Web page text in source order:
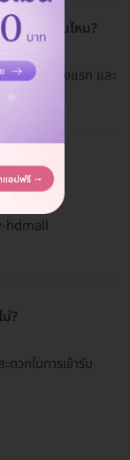
รงฟันปลอมไหม?
สบายในช่วงแรก และ
บุไว้ที่
hdmall
?
ดวกในการเข้ารับ